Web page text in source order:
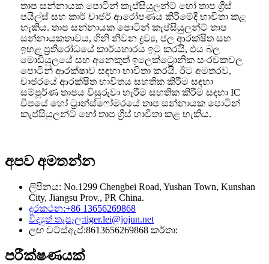
තාප සන්නායක පොටින් කැප්සියුලන්ට් හෝ තාප ග්‍රීස්
පයිල්ස් සහ කාර් චාජර් ආරෝපණය කිරීමේදී භාවිතා කළ
හැකිය. තාප සන්නායක පොටින් කැප්සියුලන්ට් තාප
සන්නායකතාවය, ගිනි නිවන ද්‍රව්‍ය, ජල ආරක්ෂිත සහ
ඉහළ ප්‍රතිරෝධයේ කාර්යභාරය ඉටු කරයි, එය බල
මොඩියුලයේ සහ අනෙකුත් ඉලෙක්ට්‍රොනික සංරචකවල
පොටින් ආරක්ෂාව සඳහා භාවිතා කරයි. ඊට අමතරව,
චාජරයේ ආරක්ෂිත භාවිතය සහතික කිරීම සඳහා
සම්පූර්ණ තාපය විසුරුවා හැරීම සහතික කිරීම සඳහා IC
චිපයේ හෝ ට්‍රාන්ස්ෆෝමරයේ තාප සන්නායක පොටින්
කැප්සියුලන්ට් හෝ තාප ග්‍රීස් භාවිතා කළ හැකිය.
අපව අමතන්න
ලිපිනය: No.1299 Chengbei Road, Yushan Town, Kunshan
City, Jiangsu Prov., PR China.
දුරකථන:+86 13656269868
විද්‍යුත් තැපෑල:tiger.lei@jojun.net
ලඟ වට්ස්ඇප්:8613656269868 කර්තෘ:
පරීක්ෂණයක්